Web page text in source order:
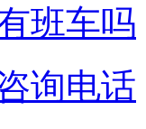
班车吗
询电话